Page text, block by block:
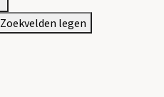
Zoekvelden legen